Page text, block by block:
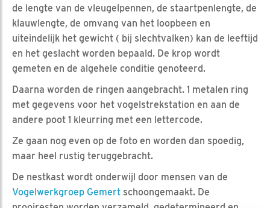
de lengte van de vleugelpennen, de staartpenlengte, de
klauwlengte, de omvang van het loopbeen en
uiteindelijk het gewicht ( bij slechtvalken) kan de leeftijd
en het geslacht worden bepaald. De krop wordt
gemeten en de algehele conditie genoteerd.
Daarna worden de ringen aangebracht. 1 metalen ring
met gegevens voor het vogelstrekstation en aan de
andere poot 1 kleurring met een lettercode.
Ze gaan nog even op de foto en worden dan spoedig,
maar heel rustig teruggebracht.
De nestkast wordt onderwijl door mensen van de
Vogelwerkgroep Gemert schoongemaakt. De